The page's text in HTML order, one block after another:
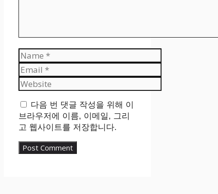
Name
Email
Website
다음 번 댓글 작성을 위해 이
브라우저에 이름, 이메일, 그리
고 웹사이트를 저장합니다.